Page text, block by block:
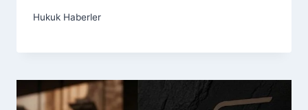
Hukuk Haberler